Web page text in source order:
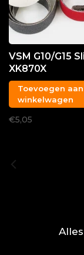
VSM G10/G15
XK870X
Toevoegen aan
winkelwagen
€5,05